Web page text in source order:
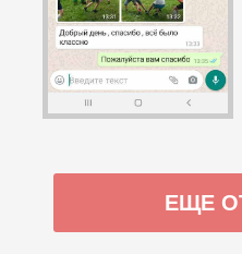
ЕЩЕ